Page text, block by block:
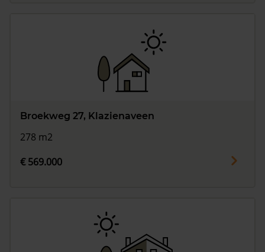
Broekweg 27, Klazienaveen
278 m2
€ 569.000